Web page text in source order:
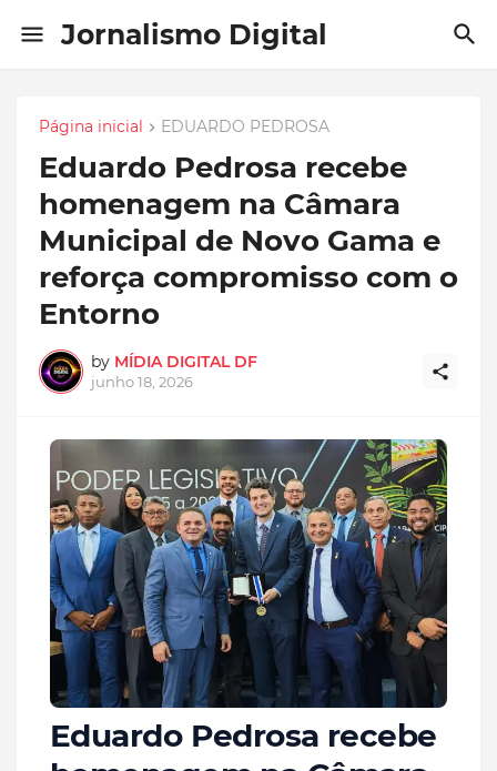
Jornalismo Digital
Página inicial EDUARDO PEDROSA
Eduardo Pedrosa recebe
homenagem na Câmara
Municipal de Novo Gama e
reforça compromisso com o
Entorno
by MÍDIA DIGITAL DF
junho 18, 2026
Eduardo Pedrosa recebe